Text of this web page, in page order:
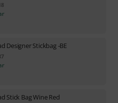
Designer Stickbag -BE
Stick Bag Wine Red